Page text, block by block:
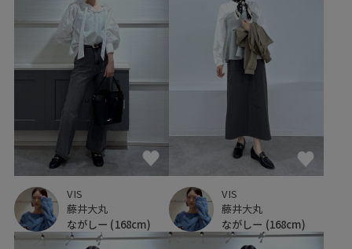
VIS
藤井大丸
ながしー (168cm)
VIS
藤井大丸
ながしー (168cm)